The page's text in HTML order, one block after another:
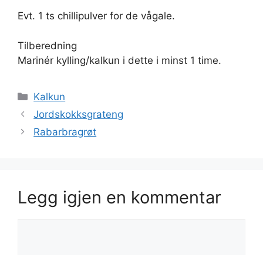
Evt. 1 ts chillipulver for de vågale.
Tilberedning
Marinér kylling/kalkun i dette i minst 1 time.
Kategorier
Kalkun
Jordskokksgrateng
Rabarbragrøt
Legg igjen en kommentar